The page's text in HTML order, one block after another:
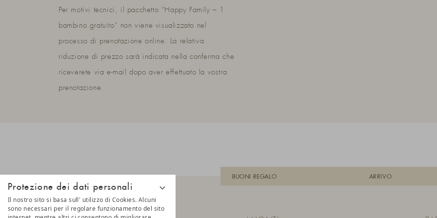
Protezione dei dati personali
Il nostro sito si basa sull' utilizzo di Cookies. Alcuni
sono necessari per il regolare funzionamento del sito
Per motivi tecnici, il pacchetto “Happy Family – 1
bambino gratuito” non viene visualizzato nel
processo di prenotazione online. La relativa
riduzione di prezzo sarà indicata nella conferma che
riceverete via e-mail dopo aver effettuato la vostra
prenotazione.
BUONI REGALO ARRIVO